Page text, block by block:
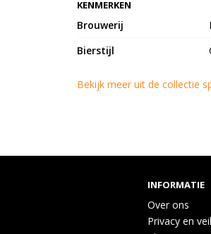
KENMERKEN
Brouwerij
Bierstijl
Bekijk meer uit de collectie
INFORMATIE
Over ons
Privacy en